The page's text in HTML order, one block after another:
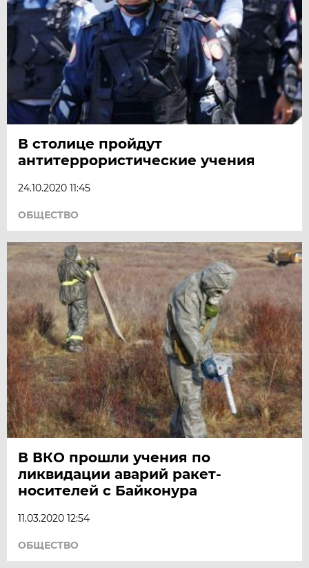
В столице пройдут
антитеррористические учения
24.10.2020 11:45
ОБЩЕСТВО
В ВКО прошли учения по
ликвидации аварий ракет-
носителей с Байконура
11.03.2020 12:54
ОБЩЕСТВО